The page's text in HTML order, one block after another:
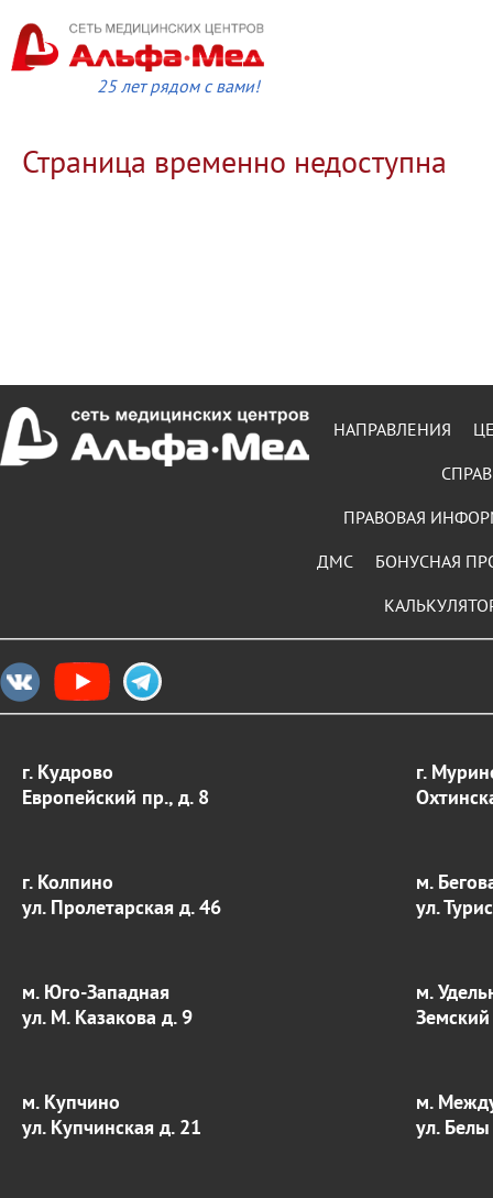
25 лет рядом с вами!
Страница временно недоступна
НАПРАВЛЕНИЯ
ПРАВОВАЯ
БОНУСНАЯ
ДМС
г. Кудрово
Европейский пр., д. 8
г.
г. Колпино
ул. Пролетарская д. 46
м.
ул.
м. Юго-Западная
ул. М. Казакова д. 9
м.
м. Купчино
ул. Купчинская д. 21
м.
ул.